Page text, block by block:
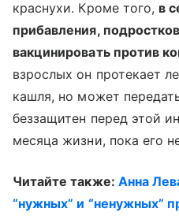
краснухи. Кроме того, в
прибавления,
вакцинировать против
взрослых он протекает
кашля, но может
беззащитен перед этой
месяца жизни, пока его
Читайте также: Анна
“нужных” и “ненужных”